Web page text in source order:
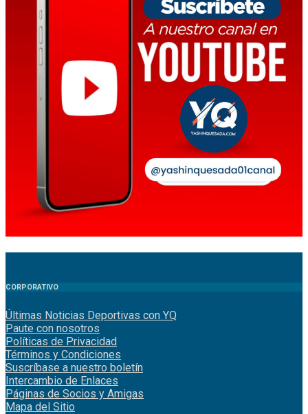
CORPORATIVO
Últimas Noticias Deportivas con YQ
Paute con nosotros
Políticas de Privacidad
Términos y Condiciones
Suscríbase a nuestro boletín
Intercambio de Enlaces
Páginas de Socios y Amigas
Mapa del Sitio